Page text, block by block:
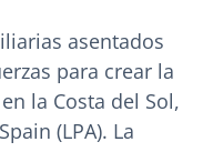
asentados
para crear la
la Costa del Sol,
(LPA). La